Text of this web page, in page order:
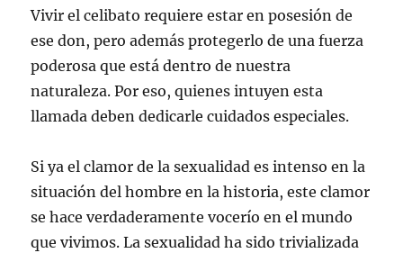
Vivir el celibato requiere estar en posesión de
ese don, pero además protegerlo de una fuerza
poderosa que está dentro de nuestra
naturaleza. Por eso, quienes intuyen esta
llamada deben dedicarle cuidados especiales.
Si ya el clamor de la sexualidad es intenso en la
situación del hombre en la historia, este clamor
se hace verdaderamente vocerío en el mundo
que vivimos. La sexualidad ha sido trivializada